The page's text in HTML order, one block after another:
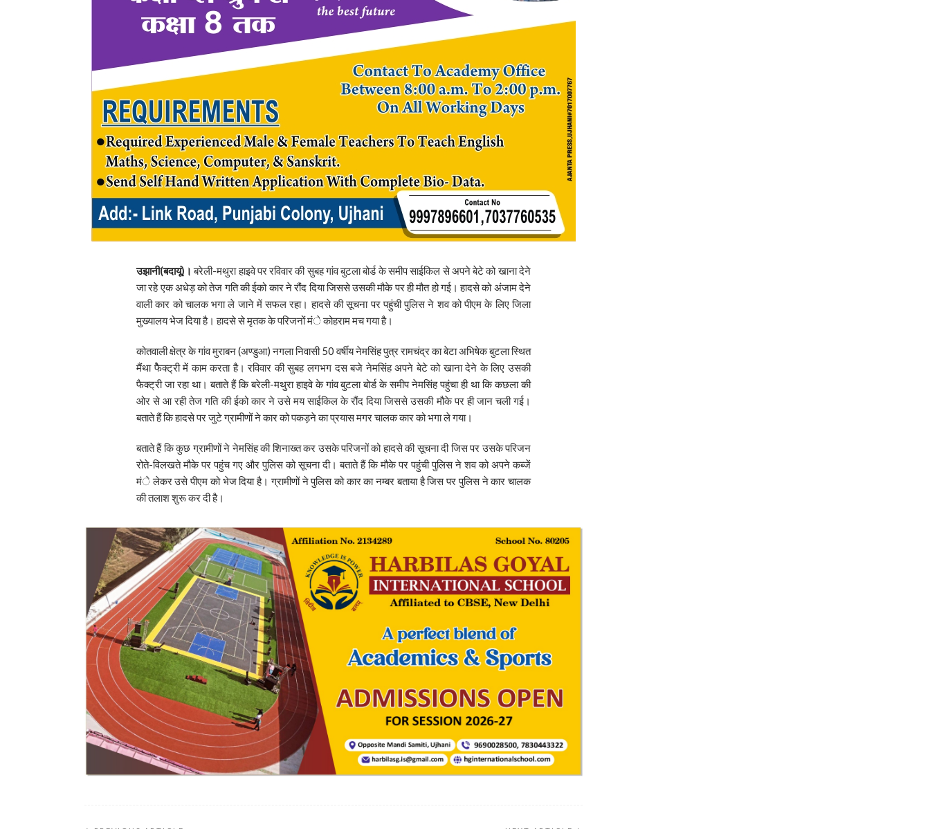
उझानी(बदायूं)। बरेली-मथुरा हाइवे पर रविवार की सुबह गांव बुटला बोर्ड के समीप साईकिल से अपने बेटे को खाना देने
जा रहे एक अधेड़ को तेज गति की ईको कार ने रौंद दिया जिससे उसकी मौके पर ही मौत हो गई। हादसे को अंजाम देने
वाली कार को चालक भगा ले जाने में सफल रहा। हादसे की सूचना पर पहुंची पुलिस ने शव को पीएम के लिए जिला
मुख्यालय भेज दिया है। हादसे से मृतक के परिजनों मंे कोहराम मच गया है।
कोतवाली क्षेत्र के गांव मुराबन (अण्डुआ) नगला निवासी 50 वर्षीय नेमसिंह पुत्र रामचंद्र का बेटा अभिषेक बुटला स्थित
मैंथा फैेक्ट्री में काम करता है। रविवार की सुबह लगभग दस बजे नेमसिंह अपने बेटे को खाना देने के लिए उसकी
फैक्ट्री जा रहा था। बताते हैं कि बरेली-मथुरा हाइवे के गांव बुटला बोर्ड के समीप नेमसिंह पहुंचा ही था कि कछला की
ओर से आ रही तेज गति की ईको कार ने उसे मय साईकिल के रौंद दिया जिससे उसकी मौके पर ही जान चली गई।
बताते हैं कि हादसे पर जुटे ग्रामीणों ने कार को पकड़ने का प्रयास मगर चालक कार को भगा ले गया।
बताते हैं कि कुछ ग्रामीणों ने नेमसिंह की शिनाख्त कर उसके परिजनों को हादसे की सूचना दी जिस पर उसके परिजन
रोते-विलखते मौके पर पहुंच गए और पुलिस को सूचना दी। बताते हैं कि मौके पर पहुंची पुलिस ने शव को अपने कब्जें
मंे लेकर उसे पीएम को भेज दिया है। ग्रामीणों ने पुलिस को कार का नम्बर बताया है जिस पर पुलिस ने कार चालक
की तलाश शुरू कर दी है।